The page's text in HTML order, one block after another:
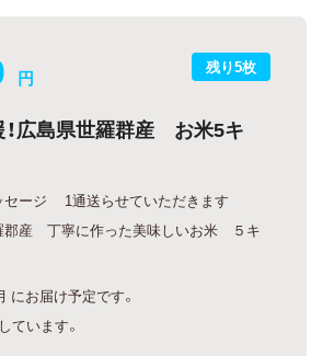
残り5枚
円
広島県世羅群産 お米5キ
セージ 1通送らせていただきます
郡産 丁寧に作った美味しいお米 ５キ
にお届け予定です。
ています。